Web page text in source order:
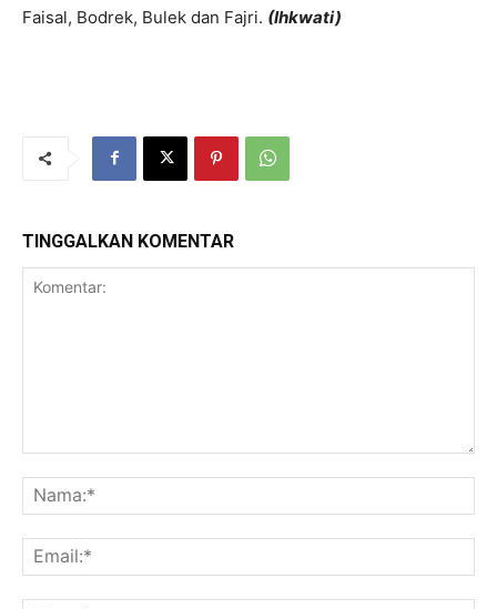
Faisal, Bodrek, Bulek dan Fajri. (Ihkwati)
TINGGALKAN KOMENTAR